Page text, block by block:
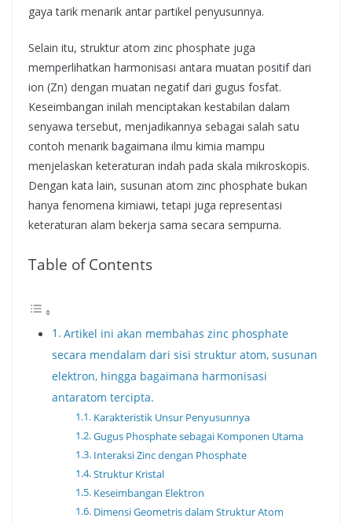
gaya tarik menarik antar partikel penyusunnya.
Selain itu, struktur atom zinc phosphate juga
memperlihatkan harmonisasi antara muatan positif dari
ion (Zn) dengan muatan negatif dari gugus fosfat.
Keseimbangan inilah menciptakan kestabilan dalam
senyawa tersebut, menjadikannya sebagai salah satu
contoh menarik bagaimana ilmu kimia mampu
menjelaskan keteraturan indah pada skala mikroskopis.
Dengan kata lain, susunan atom zinc phosphate bukan
hanya fenomena kimiawi, tetapi juga representasi
keteraturan alam bekerja sama secara sempurna.
Table of Contents
Artikel ini akan membahas zinc phosphate
secara mendalam dari sisi struktur atom, susunan
elektron, hingga bagaimana harmonisasi
antaratom tercipta.
Karakteristik Unsur Penyusunnya
Gugus Phosphate sebagai Komponen Utama
Interaksi Zinc dengan Phosphate
Struktur Kristal
Keseimbangan Elektron
Dimensi Geometris dalam Struktur Atom